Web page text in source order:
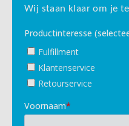
Wij staan klaar om je